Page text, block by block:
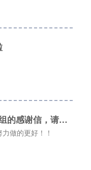
您有一封来自少年三国志2制作组的感谢信，请查收！
做的更好！！